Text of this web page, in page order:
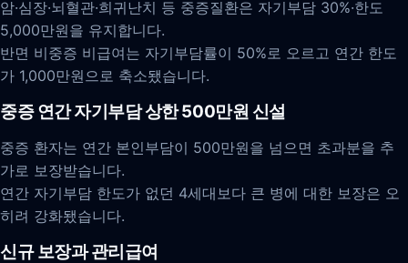
암·심장·뇌혈관·희귀난치 등 중증질환은 자기부담 30%·한도
5,000만원을 유지합니다.
반면 비중증 비급여는 자기부담률이 50%로 오르고 연간 한도
가 1,000만원으로 축소됐습니다.
중증 연간 자기부담 상한 500만원 신설
중증 환자는 연간 본인부담이 500만원을 넘으면 초과분을 추
가로 보장받습니다.
연간 자기부담 한도가 없던 4세대보다 큰 병에 대한 보장은 오
히려 강화됐습니다.
신규 보장과 관리급여